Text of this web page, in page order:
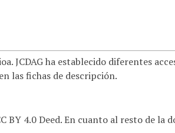
JCDAG ha establecido diferentes
las fichas de descripción.
BY 4.0 Deed. En cuanto al resto de la